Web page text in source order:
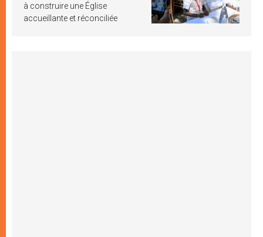
à construire une Église
accueillante et réconciliée